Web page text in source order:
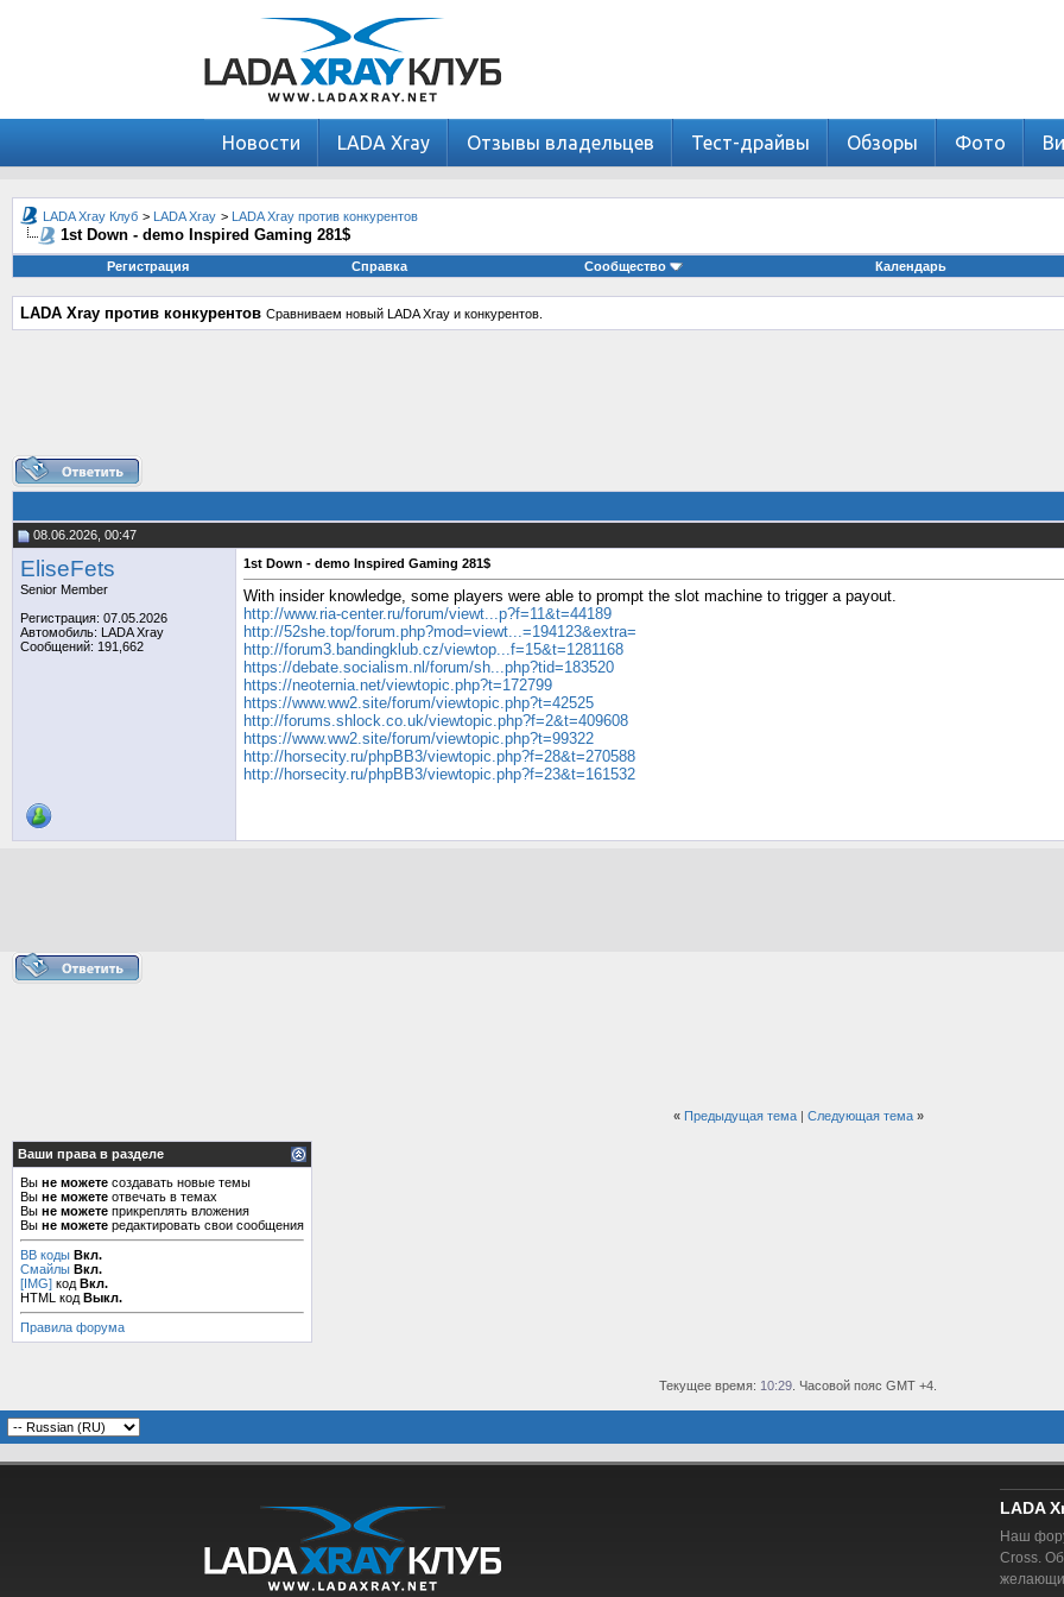
Новости LADA Xray Отзывы владельцев Тест-драйвы Обзоры Фото
LADA Xray Клуб > LADA Xray > LADA Xray против конкурентов
1st Down - demo Inspired Gaming 281$
Регистрация Справка Сообщество Календарь
LADA Xray против конкурентов Сравниваем новый LADA Xray и конкурентов.
08.06.2026, 00:47
EliseFets
Senior Member
Регистрация: 07.05.2026
Автомобиль: LADA Xray
Сообщений: 191,662
1st Down - demo Inspired Gaming 281$
With insider knowledge, some players were able to prompt the slot machine to trigger a payout.
http://www.ria-center.ru/forum/viewt...p?f=11&t=44189
http://52she.top/forum.php?mod=viewt...=194123&extra=
http://forum3.bandingklub.cz/viewtop...f=15&t=1281168
https://debate.socialism.nl/forum/sh...php?tid=183520
https://neoternia.net/viewtopic.php?t=172799
https://www.ww2.site/forum/viewtopic.php?t=42525
http://forums.shlock.co.uk/viewtopic.php?f=2&t=409608
https://www.ww2.site/forum/viewtopic.php?t=99322
http://horsecity.ru/phpBB3/viewtopic.php?f=28&t=270588
http://horsecity.ru/phpBB3/viewtopic.php?f=23&t=161532
« Предыдущая тема| Следующая тема »
Ваши права в разделе
Вы не можете создавать новые темы
Вы не можете отвечать в темах
Вы не можете прикреплять вложения
Вы не можете редактировать свои сообщения
BB коды Вкл.
Смайлы Вкл.
[IMG] код Вкл.
HTML код Выкл.
Правила форума
Текущее время: 10:29 . Часовой пояс GMT +4.
LADA
Наш
Cross.